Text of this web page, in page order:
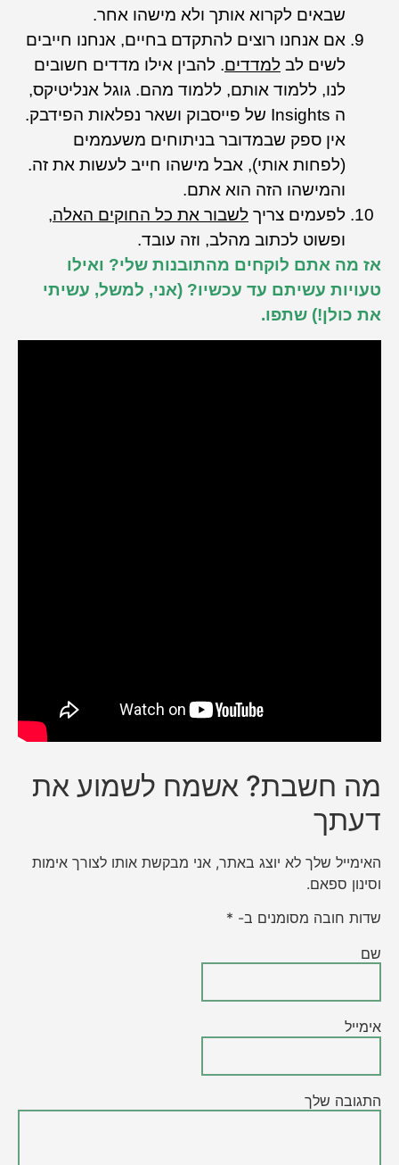
שבאים לקרוא אותך ולא מישהו אחר.
אם אנחנו רוצים להתקדם בחיים, אנחנו חייבים
לשים לב למדדים. להבין אילו מדדים חשובים
לנו, ללמוד אותם, ללמוד מהם. גוגל אנליטיקס,
ה Insights של פייסבוק ושאר נפלאות הפידבק.
אין ספק שבמדובר בניתוחים משעממים
(לפחות אותי), אבל מישהו חייב לעשות את זה.
והמישהו הזה הוא אתם.
לפעמים צריך לשבור את כל החוקים האלה,
ופשוט לכתוב מהלב, וזה עובד.
אז מה אתם לוקחים מהתובנות שלי? ואילו
טעויות עשיתם עד עכשיו? (אני, למשל, עשיתי
את כולן!) שתפו.
מה חשבת? אשמח לשמוע את
דעתך
האימייל שלך לא יוצג באתר, אני מבקשת אותו לצורך אימות
וסינון ספאם.
שדות חובה מסומנים ב- *
שם
אימייל
התגובה שלך